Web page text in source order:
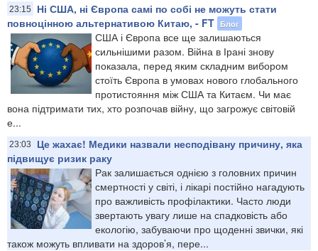
23:15
Ні США, ні Європа самі по собі не можуть стати
повноцінною альтернативою Китаю, - FT Блог
США і Європа все ще залишаються
сильнішими разом. Війна в Ірані знову
показала, перед яким складним вибором
стоїть Європа в умовах нового глобального
протистояння між США та Китаєм. Чи має
вона підтримати тих, хто розпочав війну, що загрожує світовій
е...
23:03
Це жахає! Медики назвали несподівану причину, яка
підвищує ризик раку
Рак залишається однією з головних причин
смертності у світі, і лікарі постійно нагадують
про важливість профілактики. Часто люди
звертають увагу лише на спадковість або
екологію, забуваючи про щоденні звички, які
також можуть впливати на здоров’я, пере...